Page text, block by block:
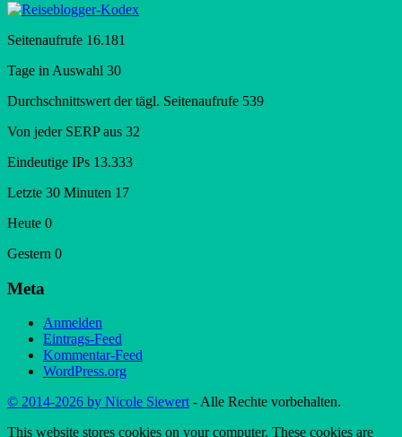
Seitenaufrufe 16.181
Tage in Auswahl 30
Durchschnittswert der tägl. Seitenaufrufe 539
Von jeder SERP aus 32
Eindeutige IPs 13.333
Letzte 30 Minuten 17
Heute 0
Gestern 0
Meta
Anmelden
Eintrags-Feed
Kommentar-Feed
WordPress.org
© 2014-2026 by Nicole Siewert- Alle Rechte vorbehalten.
This website stores cookies on your computer. These cookies are